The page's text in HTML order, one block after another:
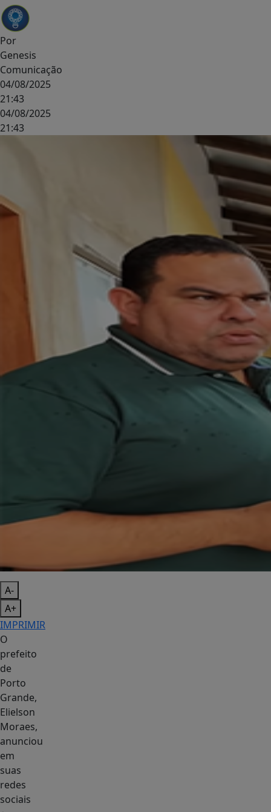
Por
Genesis
Comunicação
04/08/2025
21:43
04/08/2025
21:43
A-
A+
IMPRIMIR
O
prefeito
de
Porto
Grande,
Elielson
Moraes,
anunciou
em
suas
redes
sociais